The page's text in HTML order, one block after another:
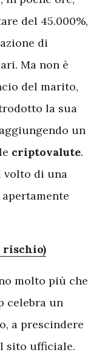
del 45.000%,
di
Ma non è
del marito,
la sua
un
criptovalute.
volto di una
rischio)
molto più che
celebra un
a prescindere
sito ufficiale.